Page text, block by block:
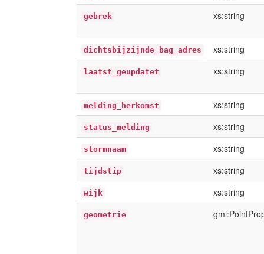
gebrek xs:string
dichtsbijzijnde_bag_adres xs:string
laatst_geupdatet xs:string
melding_herkomst xs:string
status_melding xs:string
stormnaam xs:string
tijdstip xs:string
wijk xs:string
geometrie